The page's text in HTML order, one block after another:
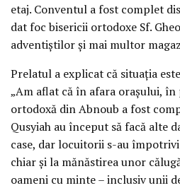
etaj. Conventul a fost complet
dat foc bisericii ortodoxe Sf.
adventiştilor şi mai multor
Prelatul a explicat că situaţia
„Am aflat că în afara oraşului,
ortodoxă din Abnoub a fost
Qusyiah au început să facă alte
case, dar locuitorii s-au
chiar şi la mănăstirea unor
oameni cu minte – inclusiv unii